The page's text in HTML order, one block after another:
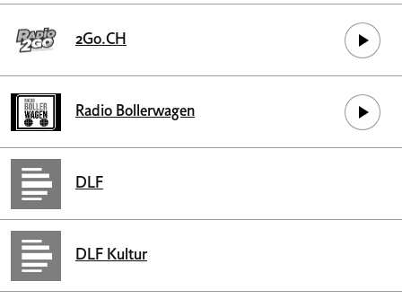
2Go.CH
Radio Bollerwagen
DLF
DLF Kultur